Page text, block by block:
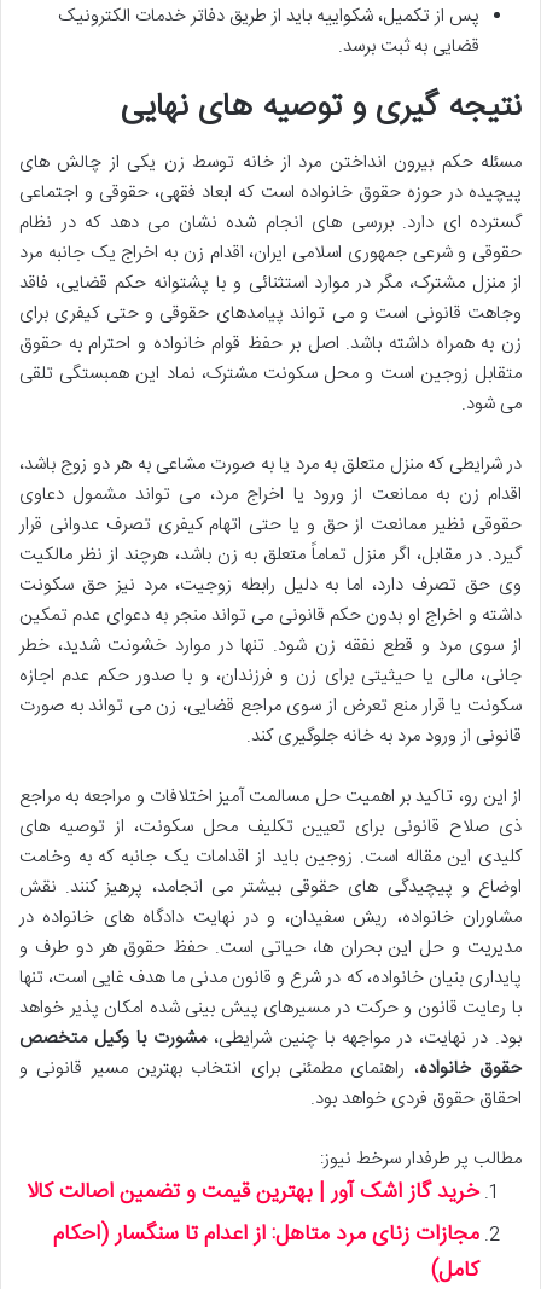
پس از تکمیل، شکواییه باید از طریق دفاتر خدمات الکترونیک
قضایی به ثبت برسد.
نتیجه گیری و توصیه های نهایی
مسئله حکم بیرون انداختن مرد از خانه توسط زن یکی از چالش های
پیچیده در حوزه حقوق خانواده است که ابعاد فقهی، حقوقی و اجتماعی
گسترده ای دارد. بررسی های انجام شده نشان می دهد که در نظام
حقوقی و شرعی جمهوری اسلامی ایران، اقدام زن به اخراج یک جانبه مرد
از منزل مشترک، مگر در موارد استثنائی و با پشتوانه حکم قضایی، فاقد
وجاهت قانونی است و می تواند پیامدهای حقوقی و حتی کیفری برای
زن به همراه داشته باشد. اصل بر حفظ قوام خانواده و احترام به حقوق
متقابل زوجین است و محل سکونت مشترک، نماد این همبستگی تلقی
می شود.
در شرایطی که منزل متعلق به مرد یا به صورت مشاعی به هر دو زوج باشد،
اقدام زن به ممانعت از ورود یا اخراج مرد، می تواند مشمول دعاوی
حقوقی نظیر ممانعت از حق و یا حتی اتهام کیفری تصرف عدوانی قرار
گیرد. در مقابل، اگر منزل تماماً متعلق به زن باشد، هرچند از نظر مالکیت
وی حق تصرف دارد، اما به دلیل رابطه زوجیت، مرد نیز حق سکونت
داشته و اخراج او بدون حکم قانونی می تواند منجر به دعوای عدم تمکین
از سوی مرد و قطع نفقه زن شود. تنها در موارد خشونت شدید، خطر
جانی، مالی یا حیثیتی برای زن و فرزندان، و با صدور حکم عدم اجازه
سکونت یا قرار منع تعرض از سوی مراجع قضایی، زن می تواند به صورت
قانونی از ورود مرد به خانه جلوگیری کند.
از این رو، تاکید بر اهمیت حل مسالمت آمیز اختلافات و مراجعه به مراجع
ذی صلاح قانونی برای تعیین تکلیف محل سکونت، از توصیه های
کلیدی این مقاله است. زوجین باید از اقدامات یک جانبه که به وخامت
اوضاع و پیچیدگی های حقوقی بیشتر می انجامد، پرهیز کنند. نقش
مشاوران خانواده، ریش سفیدان، و در نهایت دادگاه های خانواده در
مدیریت و حل این بحران ها، حیاتی است. حفظ حقوق هر دو طرف و
پایداری بنیان خانواده، که در شرع و قانون مدنی ما هدف غایی است، تنها
با رعایت قانون و حرکت در مسیرهای پیش بینی شده امکان پذیر خواهد
بود. در نهایت، در مواجهه با چنین شرایطی،مشورت با وکیل متخصص
حقوق خانواده، راهنمای مطمئنی برای انتخاب بهترین مسیر قانونی و
احقاق حقوق فردی خواهد بود.
مطالب پر طرفدار سرخط نیوز:
خرید گاز اشک آور | بهترین قیمت و تضمین اصالت کالا
مجازات زنای مرد متاهل: از اعدام تا سنگسار (احکام
کامل)